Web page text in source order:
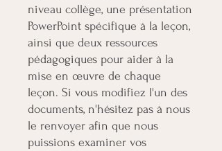
niveau collège, une présentation
PowerPoint spécifique à la leçon,
ainsi que deux ressources
pédagogiques pour aider à la
mise en œuvre de chaque
leçon. Si vous modifiez l'un des
documents, n'hésitez pas à nous
le renvoyer afin que nous
puissions examiner vos